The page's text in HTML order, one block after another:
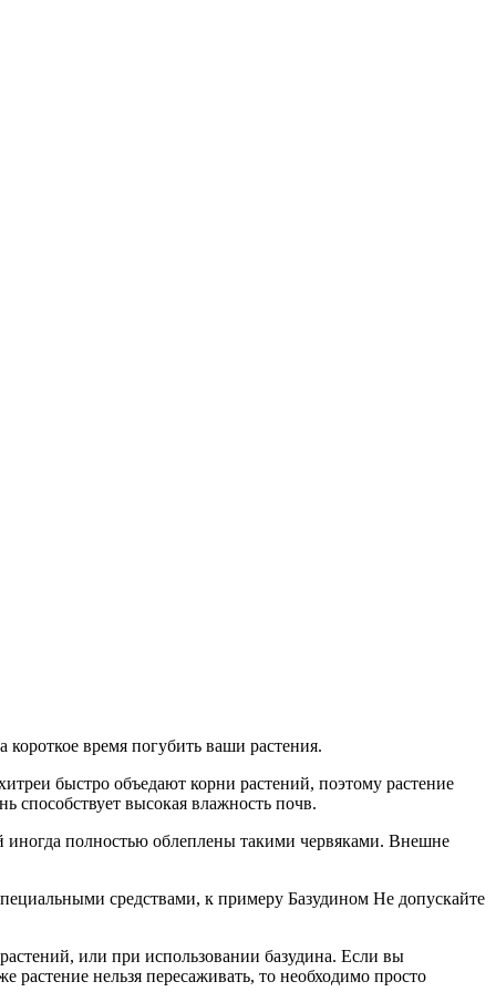
время погубить ваши растения.
быстро объедают корни растений, поэтому растение
способствует высокая влажность почв.
иногда полностью облеплены такими червяками. Внешне
средствами, к примеру Базудином Не допускайте
или при использовании базудина. Если вы
растение нельзя пересаживать, то необходимо просто